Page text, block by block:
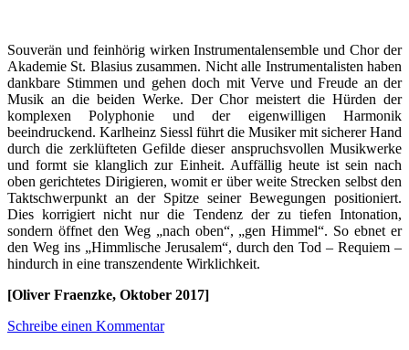
Souverän und feinhörig wirken Instrumentalensemble und Chor der
Akademie St. Blasius zusammen. Nicht alle Instrumentalisten haben
dankbare Stimmen und gehen doch mit Verve und Freude an der
Musik an die beiden Werke. Der Chor meistert die Hürden der
komplexen Polyphonie und der eigenwilligen Harmonik
beeindruckend. Karlheinz Siessl führt die Musiker mit sicherer Hand
durch die zerklüfteten Gefilde dieser anspruchsvollen Musikwerke
und formt sie klanglich zur Einheit. Auffällig heute ist sein nach
oben gerichtetes Dirigieren, womit er über weite Strecken selbst den
Taktschwerpunkt an der Spitze seiner Bewegungen positioniert.
Dies korrigiert nicht nur die Tendenz der zu tiefen Intonation,
sondern öffnet den Weg „nach oben“, „gen Himmel“. So ebnet er
den Weg ins „Himmlische Jerusalem“, durch den Tod – Requiem –
hindurch in eine transzendente Wirklichkeit.
[Oliver Fraenzke, Oktober 2017]
Schreibe einen Kommentar